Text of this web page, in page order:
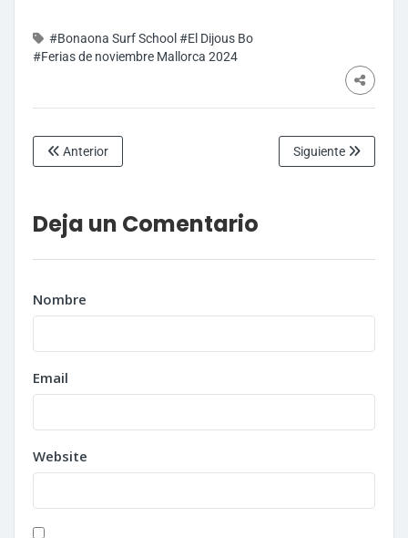
#Bonaona Surf School #El Dijous Bo
#Ferias de noviembre Mallorca 2024
Anterior Siguiente
Deja un Comentario
Nombre
Email
Website